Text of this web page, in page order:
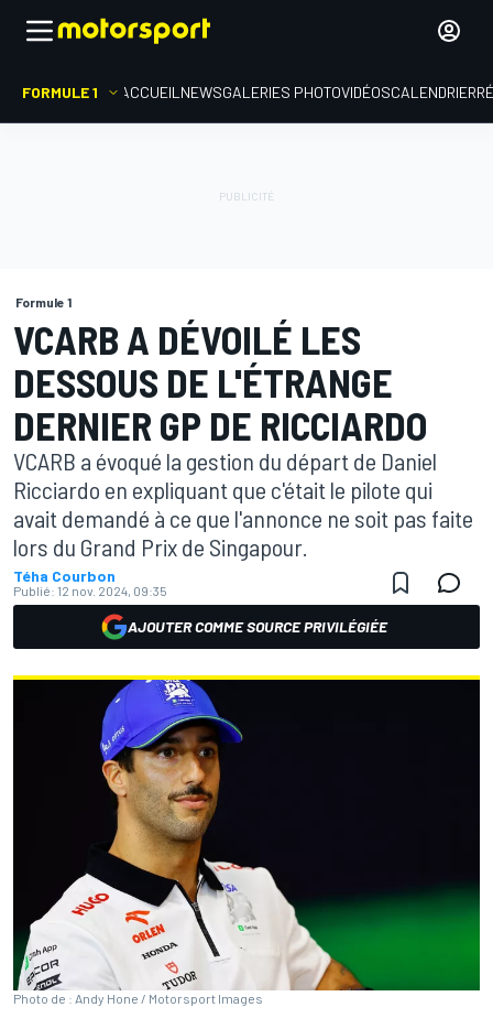
FORMULE 1 ACCUEIL NEWSGALERIES PHOTOVIDÉOSCALENDRIER
Formule 1
VCARB A DÉVOILÉ LES
DESSOUS DE L'ÉTRANGE
DERNIER GP DE RICCIARDO
VCARB a évoqué la gestion du départ de Daniel
Ricciardo en expliquant que c'était le pilote qui
avait demandé à ce que l'annonce ne soit pas faite
lors du Grand Prix de Singapour.
Téha Courbon
Publié: 12 nov. 2024, 09:35
AJOUTER COMME SOURCE PRIVILÉGIÉE
Photo de : Andy Hone / Motorsport Images